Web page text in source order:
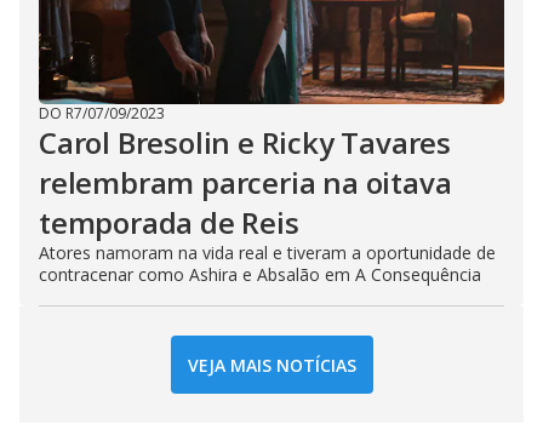
DO R7/07/09/2023
Carol Bresolin e Ricky Tavares
relembram parceria na oitava
temporada de Reis
Atores namoram na vida real e tiveram a oportunidade de
contracenar como Ashira e Absalão em A Consequência
VEJA MAIS NOTÍCIAS